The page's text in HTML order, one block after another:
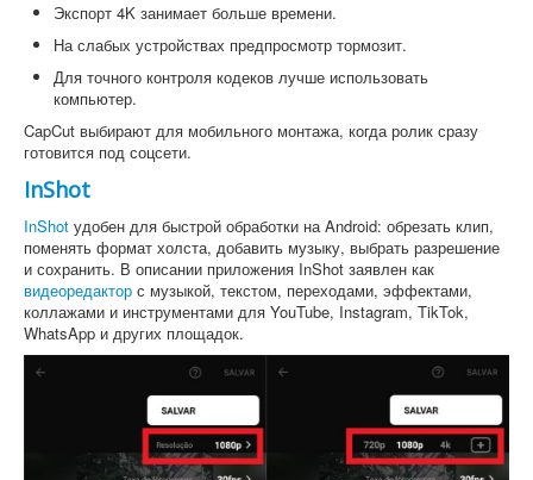
Экспорт 4K занимает больше времени.
На слабых устройствах предпросмотр тормозит.
Для точного контроля кодеков лучше использовать
компьютер.
CapCut выбирают для мобильного монтажа, когда ролик сразу
готовится под соцсети.
InShot
InShot удобен для быстрой обработки на Android: обрезать клип,
поменять формат холста, добавить музыку, выбрать разрешение
и сохранить. В описании приложения InShot заявлен как
видеоредактор с музыкой, текстом, переходами, эффектами,
коллажами и инструментами для YouTube, Instagram, TikTok,
WhatsApp и других площадок.